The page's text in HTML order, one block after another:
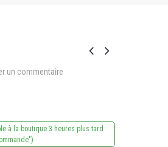
un commentaire
à la boutique 3 heures plus tard